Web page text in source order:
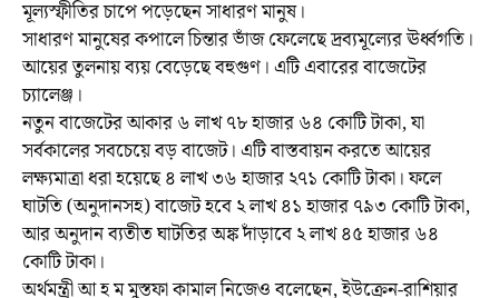
মূল্যস্ফীতির চাপে পড়েছেন সাধারণ মানুষ।
সাধারণ মানুষের কপালে চিন্তার ভাঁজ ফেলেছে দ্রব্যমূল্যের ঊর্ধ্বগতি।
আয়ের তুলনায় ব্যয় বেড়েছে বহুগুণ। এটি এবারের বাজেটের
চ্যালেঞ্জ।
নতুন বাজেটের আকার ৬ লাখ ৭৮ হাজার ৬৪ কোটি টাকা, যা
সর্বকালের সবচেয়ে বড় বাজেট। এটি বাস্তবায়ন করতে আয়ের
লক্ষ্যমাত্রা ধরা হয়েছে ৪ লাখ ৩৬ হাজার ২৭১ কোটি টাকা। ফলে
ঘাটতি (অনুদানসহ) বাজেট হবে ২ লাখ ৪১ হাজার ৭৯৩ কোটি টাকা,
আর অনুদান ব্যতীত ঘাটতির অঙ্ক দাঁড়াবে ২ লাখ ৪৫ হাজার ৬৪
কোটি টাকা।
অর্থমন্ত্রী আ হ ম মুস্তফা কামাল নিজেও বলেছেন, ইউক্রেন-রাশিয়ার